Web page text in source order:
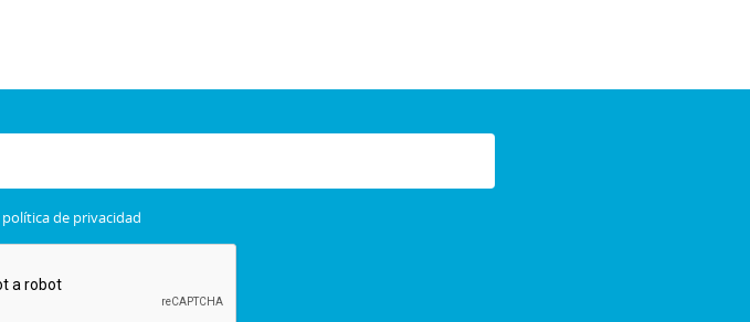
política de privacidad